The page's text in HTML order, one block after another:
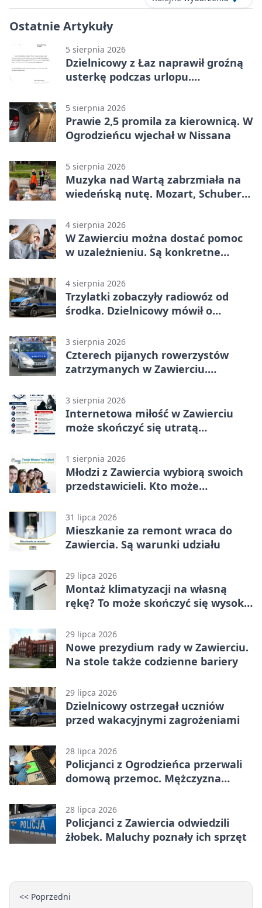
Ostatnie Artykuły
5 sierpnia 2026
Dzielnicowy z Łaz naprawił groźną
usterkę podczas urlopu.
5 sierpnia 2026
Prawie 2,5 promila za kierownicą. W
Ogrodzieńcu wjechał w Nissana
5 sierpnia 2026
Muzyka nad Wartą zabrzmiała na
wiedeńską nutę. Mozart, Schubert i
4 sierpnia 2026
W Zawierciu można dostać pomoc
w uzależnieniu. Są konkretne
4 sierpnia 2026
Trzylatki zobaczyły radiowóz od
środka. Dzielnicowy mówił o
3 sierpnia 2026
Czterech pijanych rowerzystów
zatrzymanych w Zawierciu.
3 sierpnia 2026
Internetowa miłość w Zawierciu
może skończyć się utratą
1 sierpnia 2026
Młodzi z Zawiercia wybiorą swoich
przedstawicieli. Kto może
31 lipca 2026
Mieszkanie za remont wraca do
Zawiercia. Są warunki udziału
29 lipca 2026
Montaż klimatyzacji na własną
rękę? To może skończyć się wysoką
29 lipca 2026
Nowe prezydium rady w Zawierciu.
Na stole także codzienne bariery
29 lipca 2026
Dzielnicowy ostrzegał uczniów
przed wakacyjnymi zagrożeniami
28 lipca 2026
Policjanci z Ogrodzieńca przerwali
domową przemoc. Mężczyzna
28 lipca 2026
Policjanci z Zawiercia odwiedzili
żłobek. Maluchy poznały ich sprzęt
<< Poprzedni